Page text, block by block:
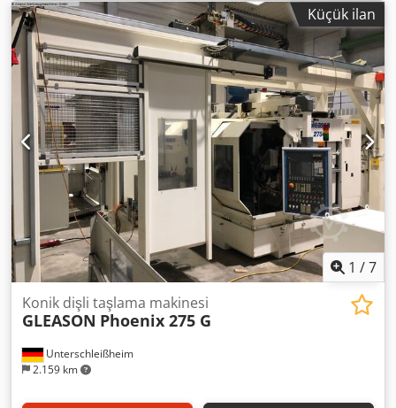
hareketi 300/200 mm Freze kafası hızı 250-3500 rpm Freze
kafası - +/- 40° döner Alet çapı 80 mm Dsdpfsy Nk Hgex Ag
Tjck Takım uzunluğu - maks. 240 mm Tablo hızları 5 - 1000
rpm Freze mili tahriki 15 kW Besleme aralığı mm / dak
Masa çapı 132 mm Sinumerik 840 C kontrol sistemi Bağlı
yük 40 kVA Motor gücü 15 kW Ağırlık: 6 T Boyutlar 2300 mm
* 2500 mm * 2170 mm Aksesuarlar : Hidrolik iş parçası
sıkıştırma Otomatik şarj sistemi Manyetik talaş konveyörü *
Küçük ilan
1 /7
Unterschleißheim
2.159 km
Konik dişli taşlama makinesi
GLEASON Phoenix 275 G